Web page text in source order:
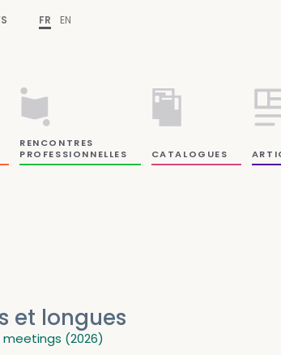
FR EN
RENCONTRES
PROFESSIONNELLES
CATALOGUES
et longues
(2026)